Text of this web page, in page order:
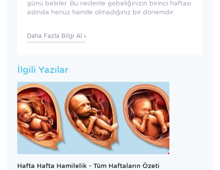
günü belirler. Bu nedenle gebeliğinizin birinci haftası
aslında henüz hamile olmadığınız bir dönemdir.
Daha Fazla Bilgi Al
İlgili Yazılar
Hafta Hafta Hamilelik - Tüm Haftaların Özeti